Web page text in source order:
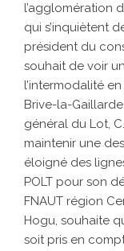
l’agglomération
qui s’inquiètent
président du
souhait de voir
l’intermodalité
Brive-la-
général du Lot,
maintenir une
éloigné des
POLT pour son
FNAUT région
Hogu, souhaite
soit pris en